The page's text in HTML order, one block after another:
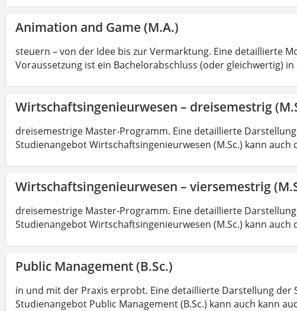
Animation and Game (M.A.)
steuern – von der Idee bis zur Vermarktung. Eine detaillierte
Voraussetzung ist ein Bachelorabschluss (oder gleichwertig) in
Wirtschaftsingenieurwesen – dreisemestrig
dreisemestrige Master-Programm. Eine detaillierte
Studienangebot Wirtschaftsingenieurwesen (M.Sc.) kann
Wirtschaftsingenieurwesen – viersemestrig
dreisemestrige Master-Programm. Eine detaillierte
Studienangebot Wirtschaftsingenieurwesen (M.Sc.) kann
Public Management (B.Sc.)
in und mit der Praxis erprobt. Eine detaillierte Darstellung der
Studienangebot Public Management (B.Sc.) kann auch kann